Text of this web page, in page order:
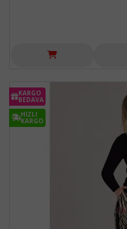
KARGO
BEDAVA
HIZLI
KARGO